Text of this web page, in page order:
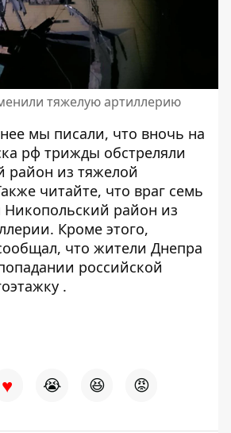
тяжелую артиллерию
мы писали, что вночь на
рф трижды обстреляли
район из тяжелой
читайте, что враг семь
Никопольский район из
Кроме этого,
что жители Днепра
российской
.
♥ 😭 😆 😡